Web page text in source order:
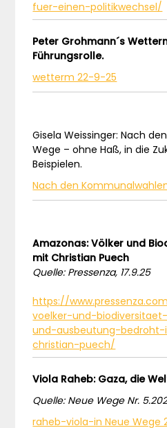
fuer-einen-politikwechsel/
Peter Grohmann´s
Führungsrolle.
wetterm 22-9-25
Gisela Weissinger: Nach
Wege – ohne Haß, in die
Beispielen.
Nach den
Amazonas: Völker und
mit Christian Puech
Quelle: Pressenza, 17.9.25
https://
voelker-und-
und-ausbeutung-
christian-puech/
Viola Raheb: Gaza, die
Quelle: Neue Wege Nr.
raheb-viola-in Neue Wege